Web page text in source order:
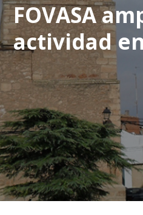
FOVASA
actividad